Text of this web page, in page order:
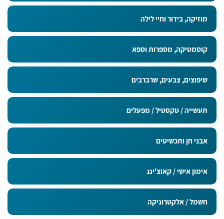
מוזיקה, בידור וחיי לילה
קוסמטיקה, מספרות וספא
שיפוצים, צבעים, שרברבים
תעשייה / טקסטיל / מפעלים
אבני חן ותכשיטים
אימון אישי / קאוצ'ינג
חשמל / אלקטרוניקה